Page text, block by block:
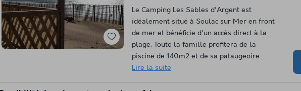
Le Camping Les Sables d'Argent est
idéalement situé à Soulac sur Mer en front
de mer et bénéficie d'un accès direct à la
plage. Toute la famille profitera de la
piscine de 140m2 et de sa pataugeoire...
Lire la suite